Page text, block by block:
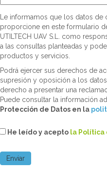
Le informamos que los datos de
proporcione en este formulario
UTILTECH UAV S.L. como
a las consultas planteadas y
productos y servicios.
Podrá ejercer sus derechos de
supresión y oposición a los
derecho a presentar una
Puede consultar la información
Protección de Datos en la
He leído y acepto la Política